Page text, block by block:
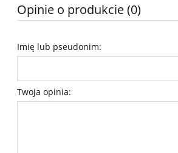
Opinie o produkcie (0)
Imię lub pseudonim:
Twoja opinia: